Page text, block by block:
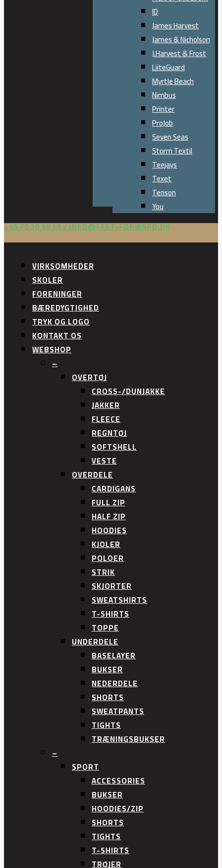
ID
James Harvest
James & Nicholson
J.Harvest & Frost
LiiteGuard
Myrtle Beach
Nimbus
Printer
ProJob
Seven Seas
Storm Textil
Teejays
Texet
Tenson
You
+45 70 30 59 49 / INFO@FAST-FORWARD.DK
VIRKSOMHEDER
SKOLER
FORENINGER
BÆREDYGTIGHED
TRYK OG LOGO
KONTAKT OS
WEBSHOP
–
OVERTØJ
CROSS-/DUNJAKKE
JAKKER
FLEECE
REGNTØJ
SOFTSHELL
VESTE
OVERDELE
CARDIGANS
FULL ZIP
HALF ZIP
HOODIES
KJOLER
POLOER
STRIK
SKJORTER
SWEATSHIRTS
T-SHIRTS
TOPPE
UNDERDELE
BASELAYER
BUKSER
NEDERDELE
SHORTS
SWEATPANTS
TIGHTS
TRÆNINGSBUKSER
–
SPORT
ACCESSORIES
BUKSER
HOODIES/ZIP
SHORTS
TIGHTS
T-SHIRTS
TRØJER